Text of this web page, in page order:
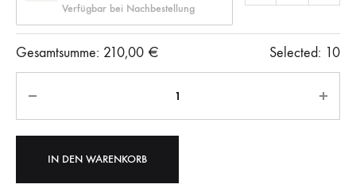
Verfügbar bei Nachbestellung
Gesamtsumme: 210,00 € Selected: 10
IN DEN WARENKORB